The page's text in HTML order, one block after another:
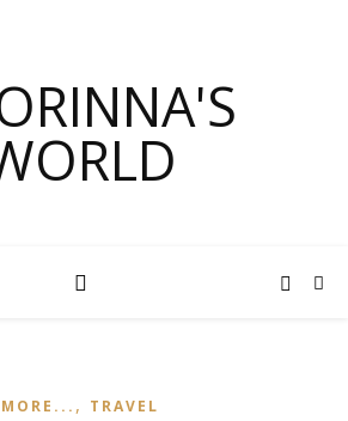
MORE... , TRAVEL